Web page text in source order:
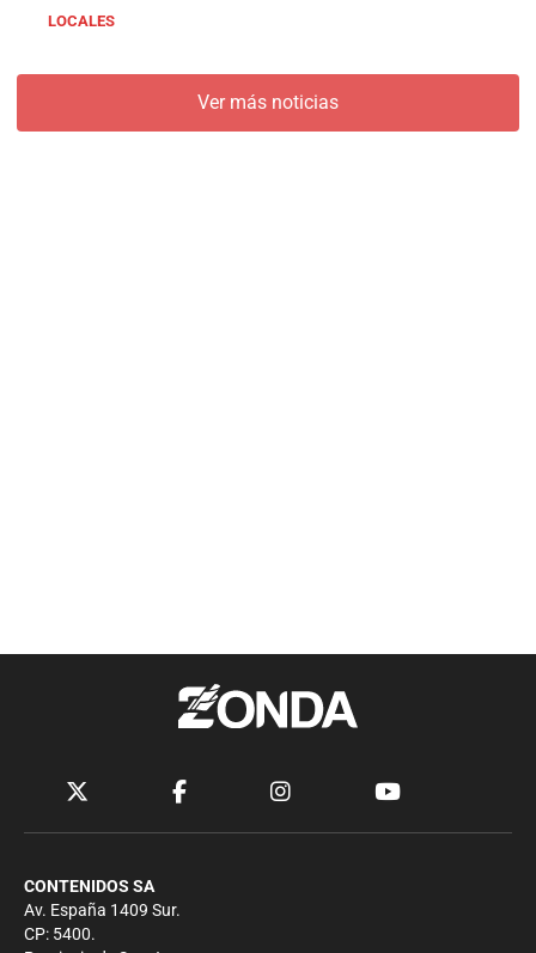
LOCALES
Ver más noticias
CONTENIDOS SA
Av. España 1409 Sur.
CP: 5400.